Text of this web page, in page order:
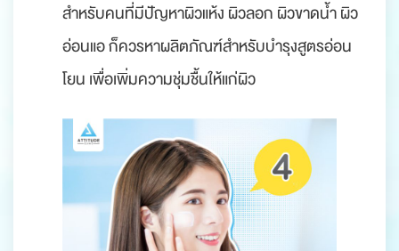
สำหรับคนที่มีปัญหาผิวแห้ง ผิวลอก ผิวขาดน้ำ ผิว
อ่อนแอ ก็ควรหาผลิตภัณฑ์สำหรับบำรุงสูตรอ่อน
โยน เพื่อเพิ่มความชุ่มชื้นให้แก่ผิว